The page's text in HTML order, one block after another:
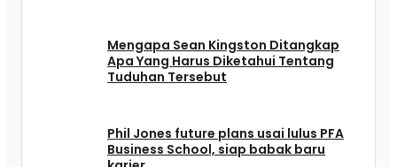
Mengapa Sean Kingston Ditangkap
Apa Yang Harus Diketahui Tentang
Tuduhan Tersebut
Phil Jones future plans usai lulus PFA
Business School, siap babak baru